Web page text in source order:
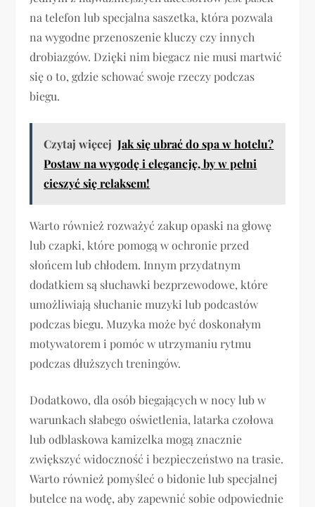
na telefon lub specjalna saszetka, która pozwala
na wygodne przenoszenie kluczy czy innych
drobiazgów. Dzięki nim biegacz nie musi martwić
się o to, gdzie schować swoje rzeczy podczas
biegu.
Czytaj więcej Jak się ubrać do spa w hotelu?
Postaw na wygodę i elegancję, by w pełni
cieszyć się relaksem!
Warto również rozważyć zakup opaski na głowę
lub czapki, które pomogą w ochronie przed
słońcem lub chłodem. Innym przydatnym
dodatkiem są słuchawki bezprzewodowe, które
umożliwiają słuchanie muzyki lub podcastów
podczas biegu. Muzyka może być doskonałym
motywatorem i pomóc w utrzymaniu rytmu
podczas dłuższych treningów.
Dodatkowo, dla osób biegających w nocy lub w
warunkach słabego oświetlenia, latarka czołowa
lub odblaskowa kamizelka mogą znacznie
zwiększyć widoczność i bezpieczeństwo na trasie.
Warto również pomyśleć o bidonie lub specjalnej
butelce na wodę, aby zapewnić sobie odpowiednie